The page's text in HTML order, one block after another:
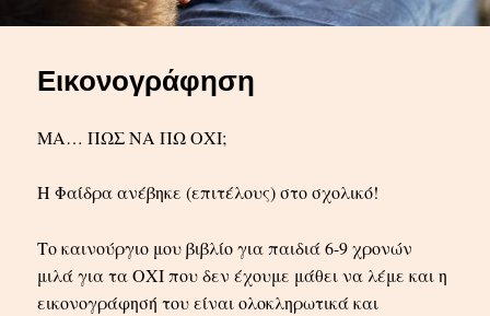
Εικονογράφηση
ΜΑ… ΠΩΣ ΝΑ ΠΩ ΟΧΙ;
Η Φαίδρα ανέβηκε (επιτέλους) στο σχολικό!
Το καινούργιο μου βιβλίο για παιδιά 6-9 χρονών
μιλά για τα ΟΧΙ που δεν έχουμε μάθει να λέμε και η
εικονογράφησή του είναι ολοκληρωτικά και